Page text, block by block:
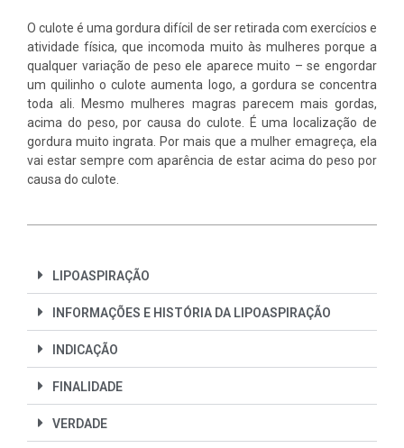
O culote é uma gordura difícil de ser retirada com exercícios e
atividade física, que incomoda muito às mulheres porque a
qualquer variação de peso ele aparece muito – se engordar
um quilinho o culote aumenta logo, a gordura se concentra
toda ali. Mesmo mulheres magras parecem mais gordas,
acima do peso, por causa do culote. É uma localização de
gordura muito ingrata. Por mais que a mulher emagreça, ela
vai estar sempre com aparência de estar acima do peso por
causa do culote.
LIPOASPIRAÇÃO
INFORMAÇÕES E HISTÓRIA DA LIPOASPIRAÇÃO
INDICAÇÃO
FINALIDADE
VERDADE